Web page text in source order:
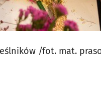
/fot. mat.